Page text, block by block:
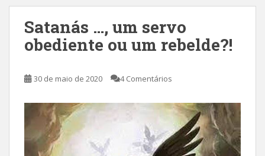
Satanás …, um servo
obediente ou um rebelde?!
30 de maio de 2020 4 Comentários